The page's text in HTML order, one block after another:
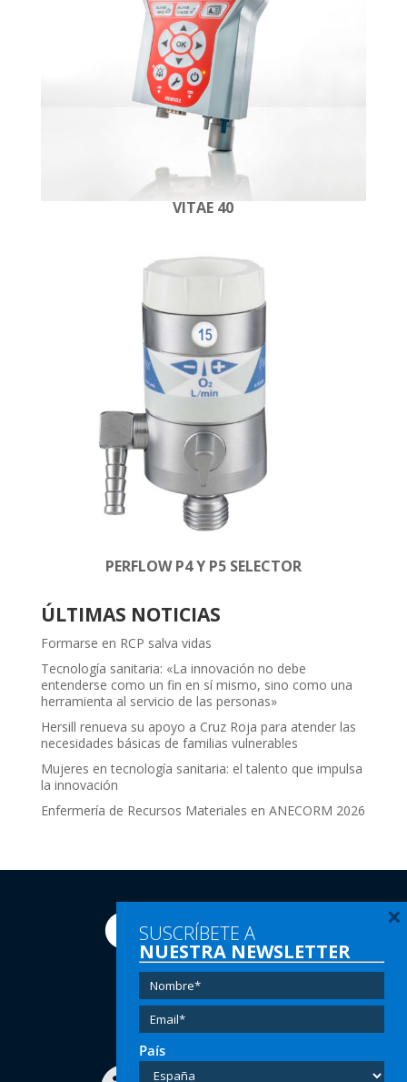
VITAE 40
PERFLOW P4 Y P5 SELECTOR
ÚLTIMAS NOTICIAS
Formarse en RCP salva vidas
Tecnología sanitaria: «La innovación no debe
entenderse como un fin en sí mismo, sino como una
herramienta al servicio de las personas»
Hersill renueva su apoyo a Cruz Roja para atender las
necesidades básicas de familias vulnerables
Mujeres en tecnología sanitaria: el talento que impulsa
la innovación
Enfermería de Recursos Materiales en ANECORM 2026
Tel:(+34) 91 616 60 00
Email:info@hersill.com
SUSCRÍBETE A
NUESTRA NEWSLETTER
País
×